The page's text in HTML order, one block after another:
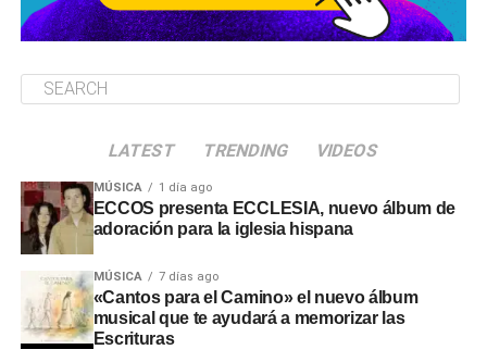
LATEST TRENDING VIDEOS
MÚSICA 1 día ago
ECCOS presenta ECCLESIA, nuevo álbum de
adoración para la iglesia hispana
MÚSICA 7 días ago
«Cantos para el Camino» el nuevo álbum
musical que te ayudará a memorizar las
Escrituras